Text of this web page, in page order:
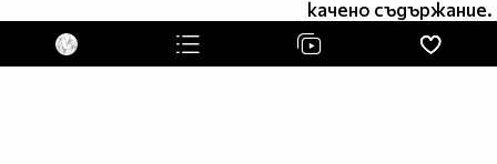
качено съдържание.